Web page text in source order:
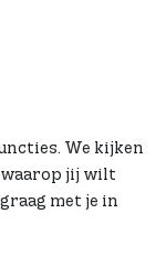
We kijken
waarop jij wilt
met je in